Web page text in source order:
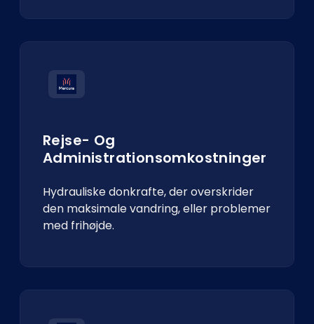
Rejse- Og
Administrationsomkostninger
Hydrauliske donkrafte, der overskrider
den maksimale vandring, eller problemer
med frihøjde.